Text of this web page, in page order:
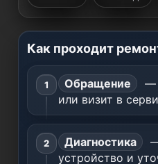
Как проходит
Обращение
—
или визит в
Диагностика
устройство и